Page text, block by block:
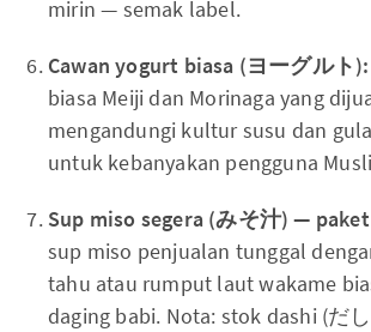
mirin — semak label.
Cawan yogurt biasa (ヨーグルト):
biasa Meiji dan Morinaga yang
mengandungi kultur susu dan
untuk kebanyakan pengguna
Sup miso segera (みそ汁) —
sup miso penjualan tunggal
tahu atau rumput laut wakame
daging babi. Nota: stok dashi (だ